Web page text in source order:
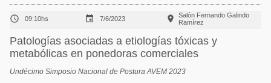
 09:10hs  7/6/2023 
Salón Fernando Galindo
Ramírez
Patologías asociadas a etiologías tóxicas y
metabólicas en ponedoras comerciales
Undécimo Simposio Nacional de Postura AVEM 2023